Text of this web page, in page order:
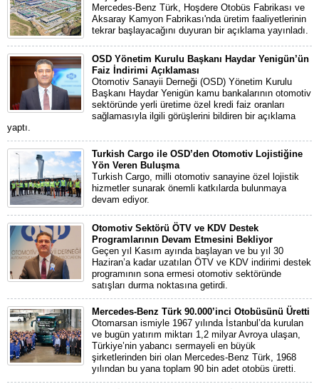
Mercedes-Benz Türk, Hoşdere Otobüs Fabrikası ve
Aksaray Kamyon Fabrikası'nda üretim faaliyetlerinin
tekrar başlayacağını duyuran bir açıklama yayınladı.
OSD Yönetim Kurulu Başkanı Haydar Yenigün’ün
Faiz İndirimi Açıklaması
Otomotiv Sanayii Derneği (OSD) Yönetim Kurulu
Başkanı Haydar Yenigün kamu bankalarının otomotiv
sektöründe yerli üretime özel kredi faiz oranları
sağlamasıyla ilgili görüşlerini bildiren bir açıklama
yaptı.
Turkish Cargo ile OSD’den Otomotiv Lojistiğine
Yön Veren Buluşma
Turkish Cargo, milli otomotiv sanayine özel lojistik
hizmetler sunarak önemli katkılarda bulunmaya
devam ediyor.
Otomotiv Sektörü ÖTV ve KDV Destek
Programlarının Devam Etmesini Bekliyor
Geçen yıl Kasım ayında başlayan ve bu yıl 30
Haziran’a kadar uzatılan ÖTV ve KDV indirimi destek
programının sona ermesi otomotiv sektöründe
satışları durma noktasına getirdi.
Mercedes-Benz Türk 90.000’inci Otobüsünü Üretti
Otomarsan ismiyle 1967 yılında İstanbul’da kurulan
ve bugün yatırım miktarı 1,2 milyar Avroya ulaşan,
Türkiye’nin yabancı sermayeli en büyük
şirketlerinden biri olan Mercedes-Benz Türk, 1968
yılından bu yana toplam 90 bin adet otobüs üretti.